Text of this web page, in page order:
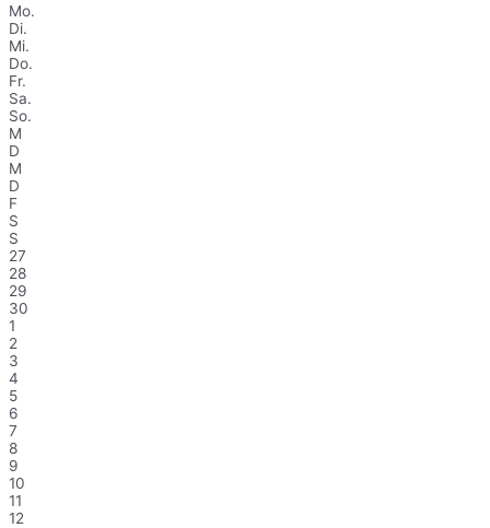
Mo.
Di.
Mi.
Do.
Fr.
Sa.
So.
M
D
M
D
F
S
S
27
28
29
30
1
2
3
4
5
6
7
8
9
10
11
12